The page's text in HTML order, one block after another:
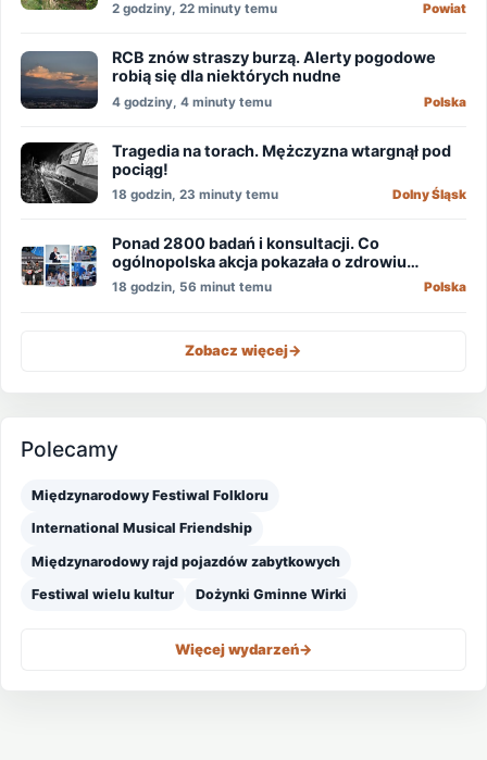
2 godziny, 22 minuty temu Powiat
RCB znów straszy burzą. Alerty pogodowe
robią się dla niektórych nudne
4 godziny, 4 minuty temu Polska
Tragedia na torach. Mężczyzna wtargnął pod
pociąg!
18 godzin, 23 minuty temu Dolny Śląsk
Ponad 2800 badań i konsultacji. Co
ogólnopolska akcja pokazała o zdrowiu
mężczyzn?
18 godzin, 56 minut temu Polska
Zobacz więcej->
Polecamy
Międzynarodowy Festiwal Folkloru
International Musical Friendship
Międzynarodowy rajd pojazdów zabytkowych
Festiwal wielu kultur Dożynki Gminne Wirki
Więcej wydarzeń->